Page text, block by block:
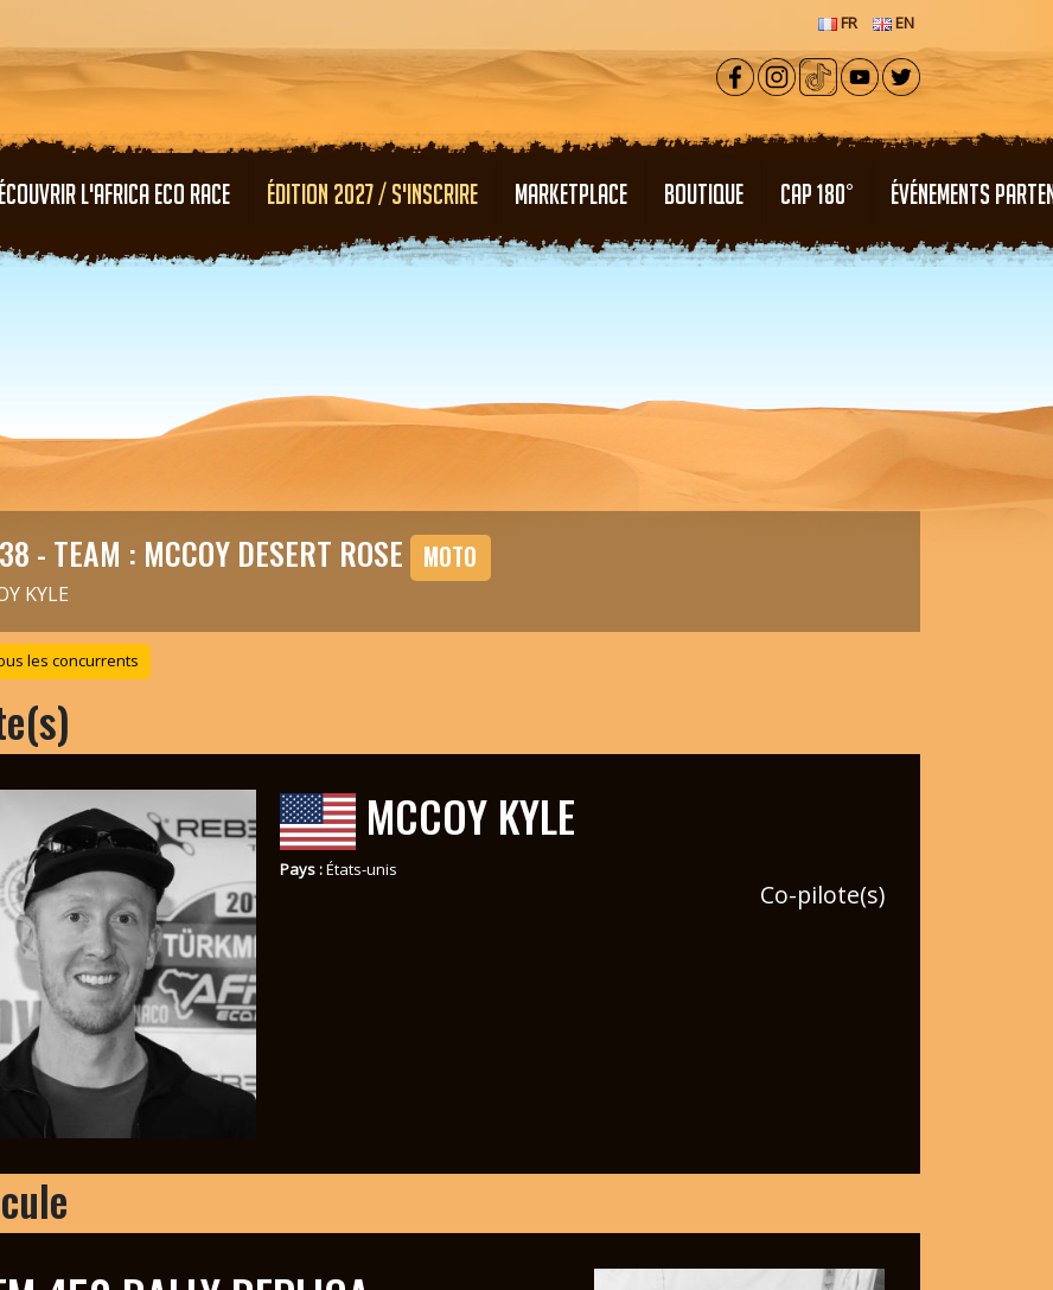
FR EN
L'AFRICA ECO RACE ÉDITION 2027 / S'INSCRIRE MARKETPLACE BOUTIQUE CAP 180° ÉVÉNEMENTS
- TEAM : MCCOY DESERT ROSE MOTO
KYLE
les concurrents
MCCOY KYLE
Pays :États-unis
Co-pilote(s)